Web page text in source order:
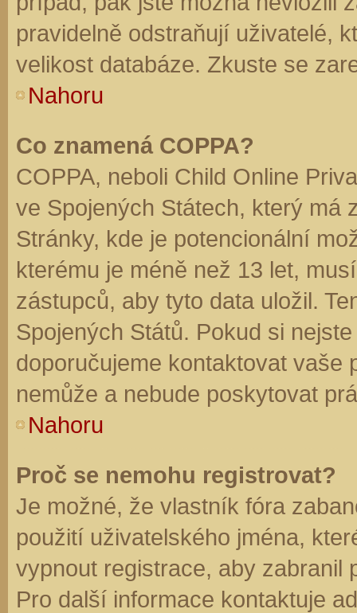
pravidelně odstraňují uživatelé,
velikost databáze. Zkuste se
Nahoru
Co znamená COPPA?
COPPA, neboli Child Online
ve Spojených Státech, který má
Stránky, kde je potencionální
kterému je méně než 13 let,
zástupců, aby tyto data uložil.
Spojených Států. Pokud si
doporučujeme kontaktovat vaše
nemůže a nebude poskytovat
Nahoru
Proč se nemohu registrovat?
Je možné, že vlastník fóra
použití uživatelského jména,
vypnout registrace, aby zabranil
Pro další informace kontaktuje